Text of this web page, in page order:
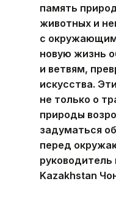
память
животных и
с
новую жизнь
и ветвям,
искусства.
не только о
природы
задуматься
перед
руководитель
Kazakhstan